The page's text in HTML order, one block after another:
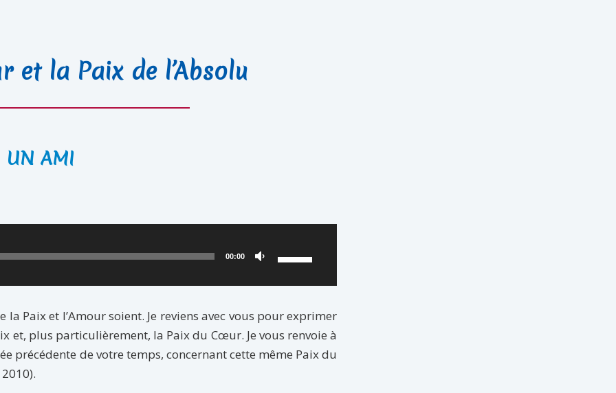
et la Paix de l’Absolu
UN AMI
00:00
Utilisez
haut/bas
pour
augmenter
Paix et l’Amour soient. Je reviens avec vous pour exprimer
et, plus particulièrement, la Paix du Cœur. Je vous renvoie à
précédente de votre temps, concernant cette même Paix du